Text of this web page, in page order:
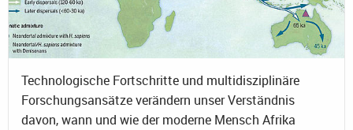
Technologische Fortschritte und multidisziplinäre
Forschungsansätze verändern unser Verständnis
davon, wann und wie der moderne Mensch Afrika